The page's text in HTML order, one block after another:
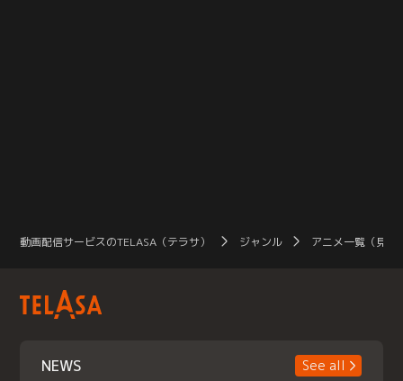
動画配信サービスのTELASA（テラサ） ジャンル アニメ一覧（見放
NEWS See all